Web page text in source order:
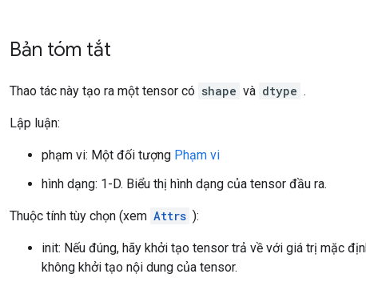
Bản tóm tắt
Thao tác này tạo ra một tensor có shape và dtype .
Lập luận:
phạm vi: Một đối tượng Phạm vi
hình dạng: 1-D. Biểu thị hình dạng của tensor đầu ra.
Thuộc tính tùy chọn (xem Attrs ):
init: Nếu đúng, hãy khởi tạo tensor trả về với giá trị mặc
không khởi tạo nội dung của tensor.